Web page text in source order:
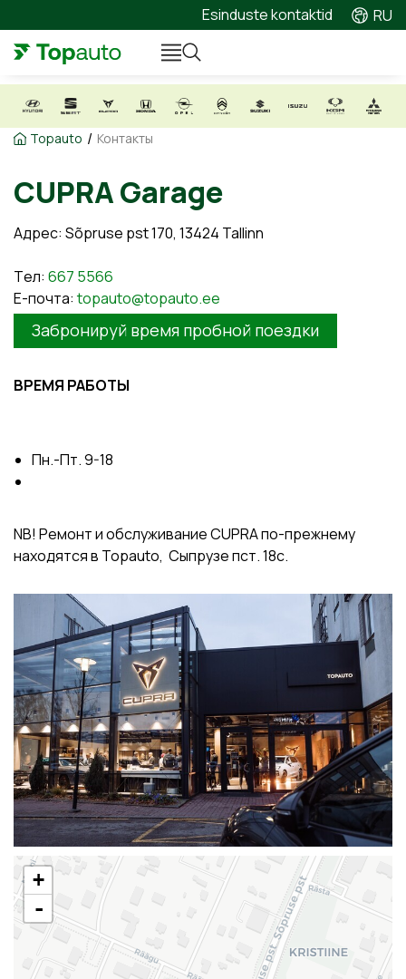
Esinduste kontaktid RU
Topauto / Контакты
CUPRA Garage
Адрес: Sõpruse pst 170, 13424 Tallinn
Tел: 667 5566
E-почта:topauto@topauto.ee
Забронируй время пробной поездки
ВРЕМЯ РАБОТЫ
Пн.-Пт. 9-18
NB! Ремонт и обслуживание CUPRA по-прежнему
находятся в Topauto, Сыпрузе пст. 18с.
+
-